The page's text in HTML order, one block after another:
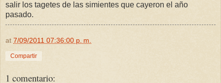
salir los tagetes de las simientes que cayeron el año
pasado.
at 7/09/2011 07:36:00 p. m.
Compartir
1 comentario: